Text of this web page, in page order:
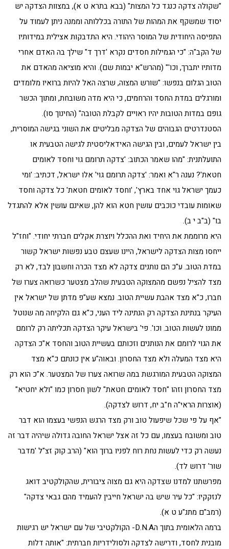
"שקולה צדקה כנגד כל המצות" (בבא בתרא ט א), במצוות הצדקה יש
יסוד שמשקף את המהות של התורה בכללותה וממנה ניתן לעמוד על
התפיסה היחודית של המוסר היהודי. היא התדבקות אצילית במידותיו
של הקב"ה: "כי הגמילות חסדים נקרא 'דרך ד" שילך בה האדם אחרי
מדותיו יתברך, וכו'" (מהרש"א יבמות שם). והיא מוציאה מהאדם את
הטוב הגלום בנפשו: "שורש המצוה, שרצה האל להיות ברואיו מלומדים
ומורגלים במדת החסד והרחמים, כי היא מדה משובחת, ומתוך הכשר
גופם במדות הטובות יהיו ראויים לקבלת הטובה" (החינוך סו).
הסטנדרטים הגבוהים של הצדקה מבליטים את השוני בגישה המוסרית,
בין ישראל לעמים, ובין הגישה האידאליסטית לגישה הטבעית או
התועלתנית: "מהו שאמר הכתוב: 'צדקה תרומם גוי וחסד לאומים
חטאת'? נענה ר"א ואמר: 'צדקה תרומם גוי' אלו ישראל, דכתיב: 'ומי
כעמך ישראל גוי אחד בארץ', 'וחסד לאומים חטאת' כל צדקה וחסד
שאומות עובדי כוכבים עושין חטא הוא להן, שאינם עושין אלא להתגדל
בו" (ב"ב י ב).
היא מרוממת את היחיד ואת ההכלל ויוצרת אקלים חברתי יחודי. "וחז"ל
ייחסו מצות הצדקה לישראל, היינו שעצם טבע נפשות ישראל קשור
במדת הטוב. ע"כ הם נותנים צדקה לא מצד הכרה וחשבון לבד, לא רק
מצד להציל נפשם מהמצוקה הטבעית שהלב מצטער כשרואה צערו של
חברו, כ"א מצד אהבת עשיית הטוב. נמצא שע"פ מדתן של ישראל אין
העיקר בנתינת הצדקה רק הנתינה ליד העני, כ"א גם הלקיחה מה שנוטל
ממונו לעשות הטוב. וכו'. פי' בישראל עיקר הצדקה תכליתה רק לרומם
את הגוי לרומם את הנותנים וזכותם בעשיית הטוב והחסד א"כ הצדקה
היא מצד המעלה ולא מצד החסרון. ובאוה"ע אין כונתם כ"א מצד
המצוקה הטבעית המורגשת במה שרואה צערו של המצטער. א"כ הוא רק
מצד החסרון וזהו "חסד לאומים חטאת" לשון חסרון כמו "ולא יחטיא"
(אוצרות הראי"ה ח"ב יח, דרוש לצדקה).
"אף על פי שכל שיפעול טוב ורק מצד הרגש הנפשי בעצמו הוא דבר
טוב ומשובח בעצמו, עם כל זה אצל ישראל החובה גדולה שיהיה דבר זה
נעשה רק כדי לעשות נחת רוח לפניו ברוך הוא" (הרב קוק זצ"ל 'מדבר
שור' דרוש לד).
מפרשתנו למדנו שצדקה היא גם מצוה ציבורית, שהקולקטיב דואג
לנזקקיו: "כל עיר שיש בה ישראל חייבין להעמיד מהם גבאי צדקה"
(רמב"ם מתנ"ע ט א).
ברמה הלאומית בתוך הD.N.A- הקולקטיבי של עם ישראל יש רגישות
מובנית לחסד, ודרישה לצדקה ולסולידריות חברתית: "אותה דלות